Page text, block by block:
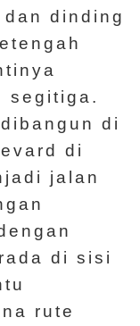
dinding
segitiga.
di
di
jalan
di sisi
rute